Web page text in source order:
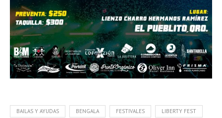
BAILAS Y AYUDAS BENGALA FESTIVALES LIBERTY FEST